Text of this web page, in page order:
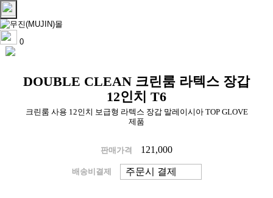
0
DOUBLE CLEAN 크린룸 라텍스 장갑
12인치 T6
크린룸 사용 12인치 보급형 라텍스 장갑 말레이시아 TOP GLOVE
제품
판매가격 121,000
배송비결제